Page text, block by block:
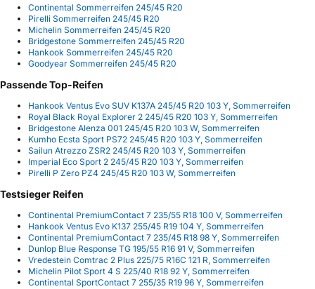
Continental Sommerreifen 245/45 R20
Pirelli Sommerreifen 245/45 R20
Michelin Sommerreifen 245/45 R20
Bridgestone Sommerreifen 245/45 R20
Hankook Sommerreifen 245/45 R20
Goodyear Sommerreifen 245/45 R20
Passende Top-Reifen
Hankook Ventus Evo SUV K137A 245/45 R20 103 Y, Sommerreifen
Royal Black Royal Explorer 2 245/45 R20 103 Y, Sommerreifen
Bridgestone Alenza 001 245/45 R20 103 W, Sommerreifen
Kumho Ecsta Sport PS72 245/45 R20 103 Y, Sommerreifen
Sailun Atrezzo ZSR2 245/45 R20 103 Y, Sommerreifen
Imperial Eco Sport 2 245/45 R20 103 Y, Sommerreifen
Pirelli P Zero PZ4 245/45 R20 103 W, Sommerreifen
Testsieger Reifen
Continental PremiumContact 7 235/55 R18 100 V, Sommerreifen
Hankook Ventus Evo K137 255/45 R19 104 Y, Sommerreifen
Continental PremiumContact 7 235/45 R18 98 Y, Sommerreifen
Dunlop Blue Response TG 195/55 R16 91 V, Sommerreifen
Vredestein Comtrac 2 Plus 225/75 R16C 121 R, Sommerreifen
Michelin Pilot Sport 4 S 225/40 R18 92 Y, Sommerreifen
Continental SportContact 7 255/35 R19 96 Y, Sommerreifen